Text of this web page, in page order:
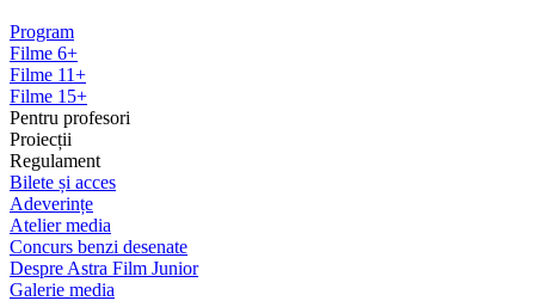
Program
Filme 6+
Filme 11+
Filme 15+
Pentru profesori
Proiecții
Regulament
Bilete și acces
Adeverințe
Atelier media
Concurs benzi desenate
Despre Astra Film Junior
Galerie media